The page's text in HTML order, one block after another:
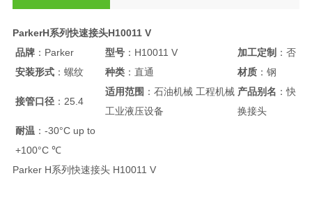
ParkerH系列快速接头H10011 V
品牌：Parker 型号：H10011 V 加工定制：否
安装形式：螺纹 种类：直通 材质：钢
接管口径：25.4
适用范围 ：石油机械 工程机械
工业液压设备
产品别名 ：快
换接头
耐温 ：-30°C up to
+100°C ℃
Parker H系列快速接头 H10011 V